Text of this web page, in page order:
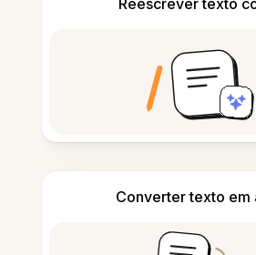
Reescrever texto
Converter texto em